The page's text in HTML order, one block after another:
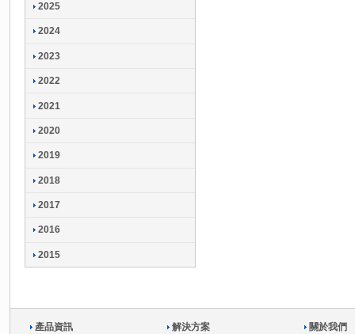
2025
2024
2023
2022
2021
2020
2019
2018
2017
2016
2015
產品資訊 解決方案 關於我們